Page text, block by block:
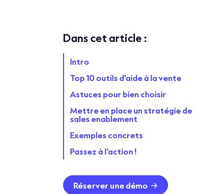
Dans cet article :
Intro
Top 10 outils d'aide à la vente
Astuces pour bien choisir
Mettre en place un stratégie de
sales enablement
Exemples concrets
Passez à l'action !
Réserver une démo